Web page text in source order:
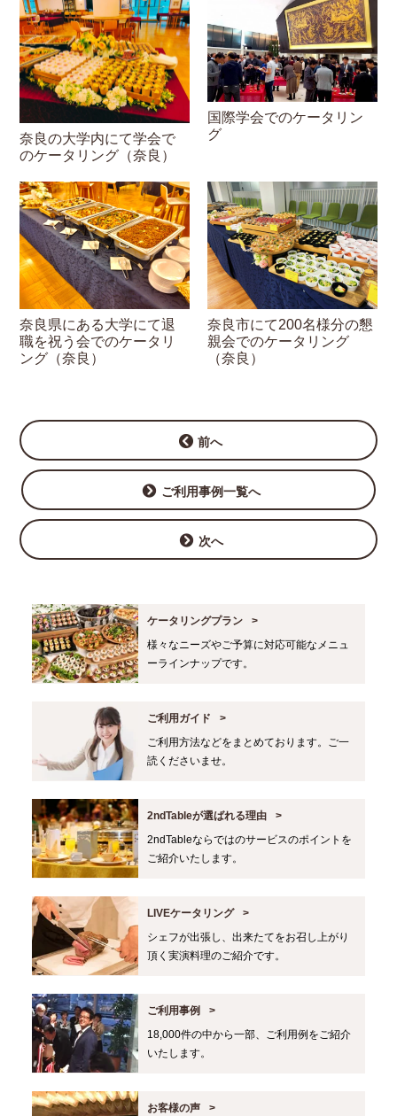
奈良の大学内にて学会で
のケータリング（奈良）
国際学会でのケータリン
グ
奈良県にある大学にて退
職を祝う会でのケータリ
ング（奈良）
奈良市にて200名様分の懇
親会でのケータリング
（奈良）
前へ
ご利用事例一覧へ
次へ
ケータリングプラン
様々なニーズやご予算に対応可能なメニュ
ーラインナップです。
ご利用ガイド
ご利用方法などをまとめております。ご一
読くださいませ。
2ndTableが選ばれる理由
2ndTableならではのサービスのポイントを
ご紹介いたします。
LIVEケータリング
シェフが出張し、出来たてをお召し上がり
頂く実演料理のご紹介です。
ご利用事例
18,000件の中から一部、ご利用例をご紹介
いたします。
お客様の声